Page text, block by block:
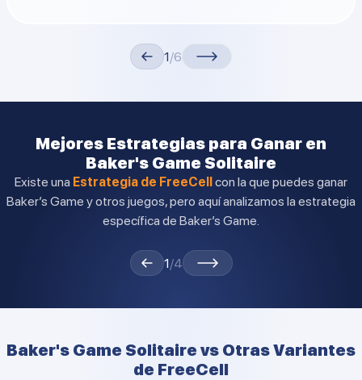
1/6
Mejores Estrategias para Ganar en
Baker's Game Solitaire
Existe una Estrategia de FreeCellcon la que puedes ganar
Baker’s Game y otros juegos, pero aquí analizamos la estrategia
específica de Baker’s Game.
1/4
Baker's Game Solitaire vs Otras Variantes
de FreeCell